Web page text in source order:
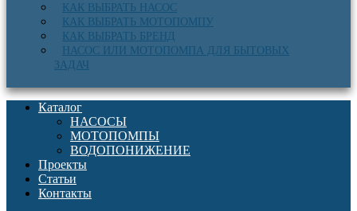
КАК ВЫБРАТЬ НАСОС
КАК ВЫБРАТЬ МОТОПОМПУ
КАК ВЫБРАТЬ БРЕНД
НАСОС ИЛИ МОТОПОМПА ДЛЯ БЫТОВЫХ
ЗАДАЧ
Каталог
НАСОСЫ
МОТОПОМПЫ
ВОДОПОНИЖЕНИЕ
Проекты
Статьи
Контакты